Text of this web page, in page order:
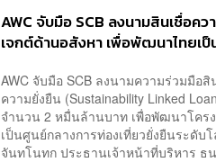
AWC จับมือ SCB ลงนามสินเชื่อค
เจกต์ด้านอสังหา เพื่อพัฒนาไทยเ
AWC จับมือ SCB ลงนามความร่วมมือ
ความยั่งยืน (Sustainability Linked
จำนวน 2 หมื่นล้านบาท เพื่อพัฒนาโคร
เป็นศูนย์กลางการท่องเที่ยวยั่งยืนระดั
จันทโนทก ประธานเจ้าหน้าที่บริหาร ธ